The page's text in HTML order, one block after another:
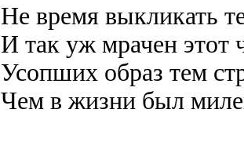
Не время выкликать
И так уж мрачен этот
Усопших образ тем
Чем в жизни был